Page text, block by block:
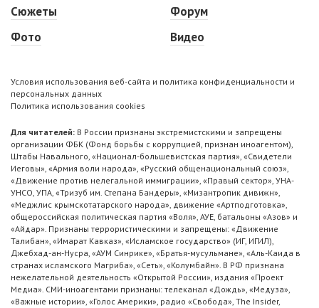
Сюжеты
Фото
Форум
Видео
Условия использования веб-сайта и политика конфиденциальности и
персональных данных
Политика использования cookies
Для читателей: В России признаны экстремистскими и запрещены
организации ФБК (Фонд борьбы с коррупцией, признан иноагентом),
Штабы Навального, «Национал-большевистская партия», «Свидетели
Иеговы», «Армия воли народа», «Русский общенациональный союз»,
«Движение против нелегальной иммиграции», «Правый сектор», УНА-
УНСО, УПА, «Тризуб им. Степана Бандеры», «Мизантропик дивижн»,
«Меджлис крымскотатарского народа», движение «Артподготовка»,
общероссийская политическая партия «Воля», АУЕ, батальоны «Азов» и
«Айдар». Признаны террористическими и запрещены: «Движение
Талибан», «Имарат Кавказ», «Исламское государство» (ИГ, ИГИЛ),
Джебхад-ан-Нусра, «АУМ Синрике», «Братья-мусульмане», «Аль-Каида в
странах исламского Магриба», «Сеть», «Колумбайн». В РФ признана
нежелательной деятельность «Открытой России», издания «Проект
Медиа». СМИ-иноагентами признаны: телеканал «Дождь», «Медуза»,
«Важные истории», «Голос Америки», радио «Свобода», The Insider,